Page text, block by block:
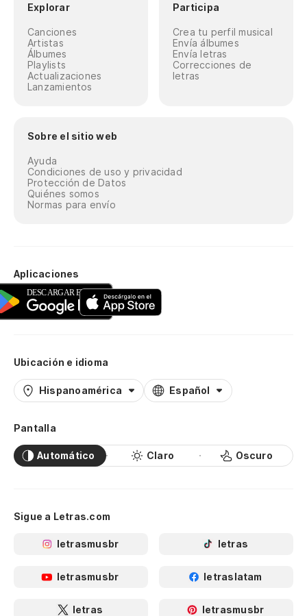
Explorar
Canciones
Artistas
Álbumes
Playlists
Actualizaciones
Lanzamientos
Participa
Crea tu perfil musical
Envía álbumes
Envía letras
Correcciones de
letras
Sobre el sitio web
Ayuda
Condiciones de uso y privacidad
Protección de Datos
Quiénes somos
Normas para envío
Aplicaciones
Ubicación e idioma
Hispanoamérica Español
Pantalla
Automático Claro Oscuro
Sigue a Letras.com
letrasmusbr letras
letrasmusbr letraslatam
letras letrasmusbr